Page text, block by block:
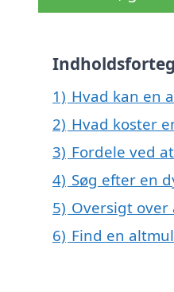
1) Hvad kan en
2) Hvad koster
3) Fordele ved
4) Søg efter en
5) Oversigt
6) Find en